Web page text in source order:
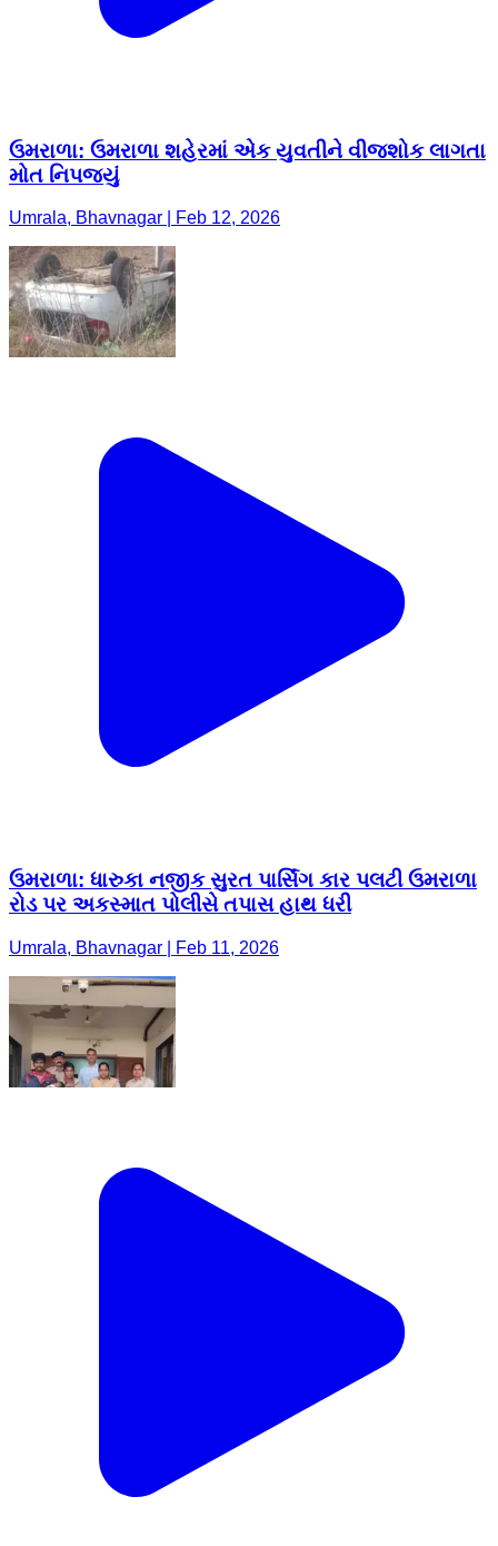
ઉમરાળા: ઉમરાળા શહેરમાં એક યુવતીને વીજશોક લાગતા
મોત નિપજ્યું
Umrala, Bhavnagar | Feb 12, 2026
ઉમરાળા: ધારુકા નજીક સુરત પાર્સિંગ કાર પલટી ઉમરાળા
રોડ પર અકસ્માત પોલીસે તપાસ હાથ ધરી
Umrala, Bhavnagar | Feb 11, 2026